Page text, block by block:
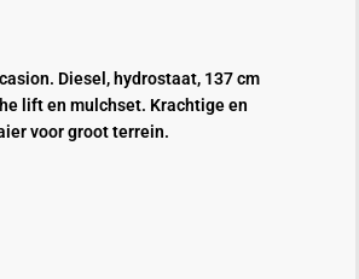
Diesel, hydrostaat, 137 cm
lift en mulchset. Krachtige en
voor groot terrein.